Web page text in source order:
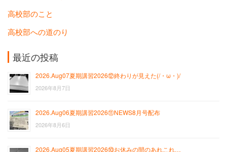
高校部のこと
高校部への道のり
最近の投稿
2026.Aug07夏期講習2026⑫終わりが見えた(/・ω・)/
2026年8月7日
2026.Aug06夏期講習2026⑪NEWS8月号配布
2026年8月6日
2026.Aug05夏期講習2026⑩お休みの間のあれこれ…